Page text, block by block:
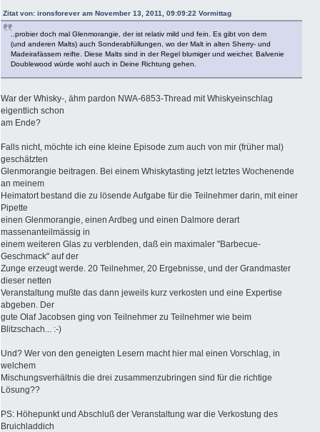
Zitat von: ironsforever am November 13, 2011, 09:09:22 Vormittag
..probier doch mal Glenmorangie, der ist relativ mild und fein. Es gibt von dem
(und anderen Malts) auch Sonderabfüllungen, wo der Malt in alten Sherry- und
Madeirafässern reifte. Diese Malts sind in der Regel blumiger und weicher. Balvenie
Doublewood würde wohl auch in Deine Richtung gehen.
War der Whisky-, ähm pardon NWA-6853-Thread mit Whiskyeinschlag
eigentlich schon
am Ende?
Falls nicht, möchte ich eine kleine Episode zum auch von mir (früher mal)
geschätzten
Glenmorangie beitragen. Bei einem Whiskytasting jetzt letztes Wochenende
an meinem
Heimatort bestand die zu lösende Aufgabe für die Teilnehmer darin, mit einer
Pipette
einen Glenmorangie, einen Ardbeg und einen Dalmore derart
massenanteilmässig in
einem weiteren Glas zu verblenden, daß ein maximaler "Barbecue-
Geschmack" auf der
Zunge erzeugt werde. 20 Teilnehmer, 20 Ergebnisse, und der Grandmaster
dieser netten
Veranstaltung mußte das dann jeweils kurz verkosten und eine Expertise
abgeben. Der
gute Olaf Jacobsen ging von Teilnehmer zu Teilnehmer wie beim
Blitzschach... :-)
Und? Wer von den geneigten Lesern macht hier mal einen Vorschlag, in
welchem
Mischungsverhältnis die drei zusammenzubringen sind für die richtige
Lösung??
PS: Höhepunkt und Abschluß der Veranstaltung war die Verkostung des
Bruichladdich